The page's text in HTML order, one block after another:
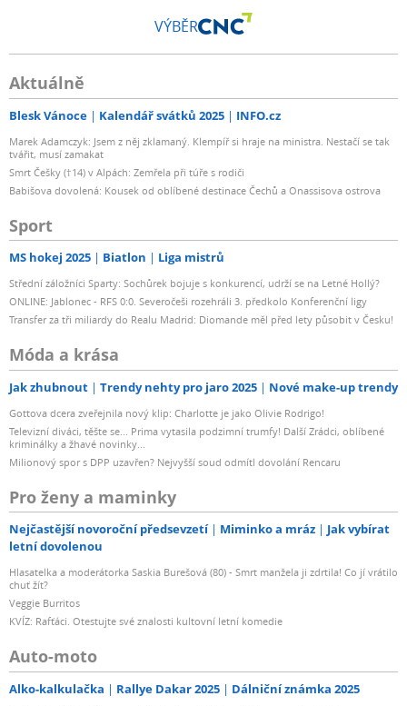
VÝBĚR
Aktuálně
Blesk Vánoce Kalendář svátků 2025 INFO.cz
Marek Adamczyk: Jsem z něj zklamaný. Klempíř si hraje na ministra. Nestačí se tak
tvářit, musí zamakat
Smrt Češky (†14) v Alpách: Zemřela při túře s rodiči
Babišova dovolená: Kousek od oblíbené destinace Čechů a Onassisova ostrova
Sport
MS hokej 2025 Biatlon Liga mistrů
Střední záložníci Sparty: Sochůrek bojuje s konkurencí, udrží se na Letné Hollý?
ONLINE: Jablonec - RFS 0:0. Severočeši rozehráli 3. předkolo Konferenční ligy
Transfer za tři miliardy do Realu Madrid: Diomande měl před lety působit v Česku!
Móda a krása
Jak zhubnout Trendy nehty pro jaro 2025 Nové make-up trendy
Gottova dcera zveřejnila nový klip: Charlotte je jako Olivie Rodrigo!
Televizní diváci, těšte se... Prima vytasila podzimní trumfy! Další Zrádci, oblíbené
kriminálky a žhavé novinky...
Milionový spor s DPP uzavřen? Nejvyšší soud odmítl dovolání Rencaru
Pro ženy a maminky
Nejčastější novoroční předsevzetí Miminko a mráz
Jak vybírat
letní dovolenou
Hlasatelka a moderátorka Saskia Burešová (80) - Smrt manžela ji zdrtila! Co jí vrátilo
chuť žít?
Veggie Burritos
KVÍZ: Rafťáci. Otestujte své znalosti kultovní letní komedie
Auto-moto
Alko-kalkulačka Rallye Dakar 2025 Dálniční známka 2025